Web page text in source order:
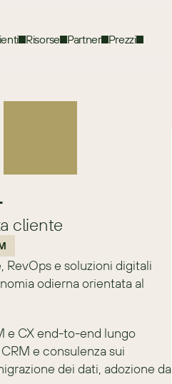
Risorse Partner Prezzi
cliente
e soluzioni digitali
odierna orientata al
e CX end-to-end lungo
e consulenza sui
dei dati, adozione da